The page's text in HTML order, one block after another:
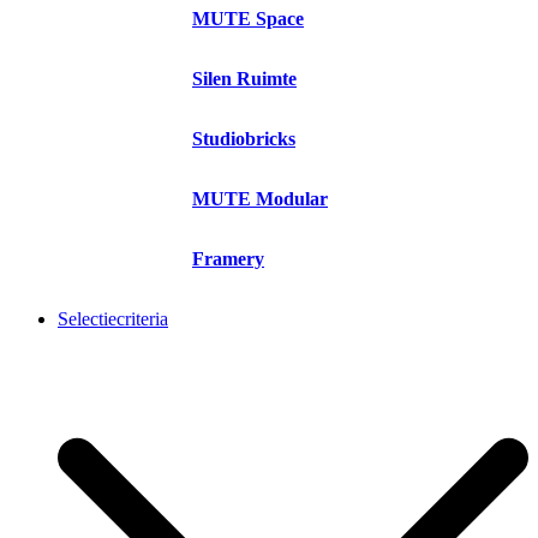
MUTE Space
Silen Ruimte
Studiobricks
MUTE Modular
Framery
Selectiecriteria